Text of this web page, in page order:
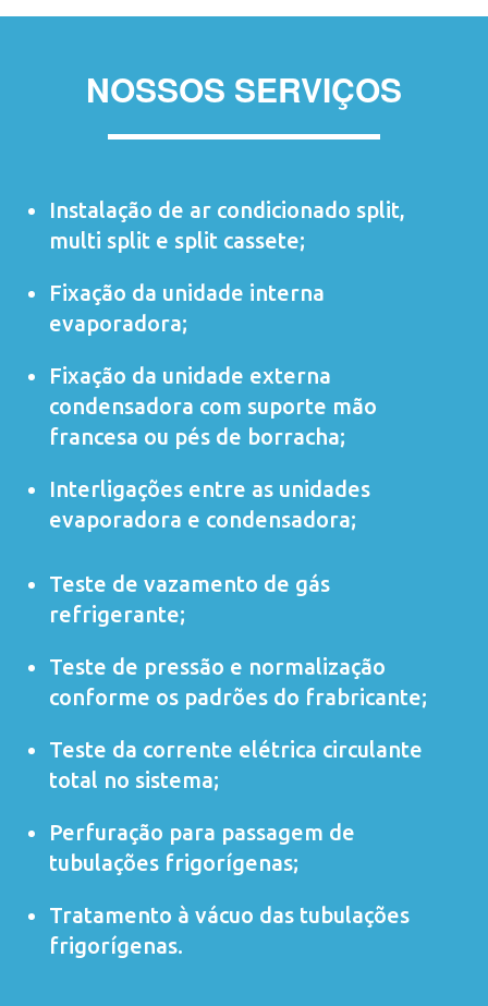
NOSSOS SERVIÇOS
Instalação de ar condicionado split,
multi split e split cassete;
Fixação da unidade interna
evaporadora;
Fixação da unidade externa
condensadora com suporte mão
francesa ou pés de borracha;
Interligações entre as unidades
evaporadora e condensadora;
Teste de vazamento de gás
refrigerante;
Teste de pressão e normalização
conforme os padrões do frabricante;
Teste da corrente elétrica circulante
total no sistema;
Perfuração para passagem de
tubulações frigorígenas;
Tratamento à vácuo das tubulações
frigorígenas.